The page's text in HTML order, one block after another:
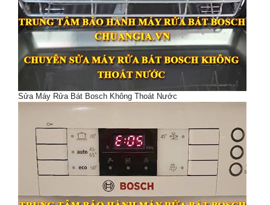
Sửa Máy Rửa Bát Bosch Không Thoát Nước